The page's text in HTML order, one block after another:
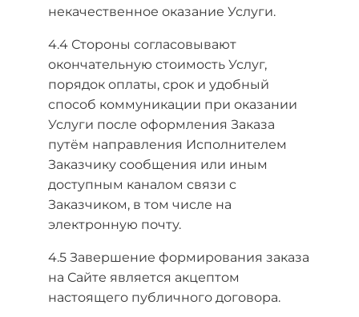
некачественное оказание Услуги.
4.4 Стороны согласовывают
окончательную стоимость Услуг,
порядок оплаты, срок и удобный
способ коммуникации при оказании
Услуги после оформления Заказа
путём направления Исполнителем
Заказчику сообщения или иным
доступным каналом связи с
Заказчиком, в том числе на
электронную почту.
4.5 Завершение формирования заказа
на Сайте является акцептом
настоящего публичного договора.